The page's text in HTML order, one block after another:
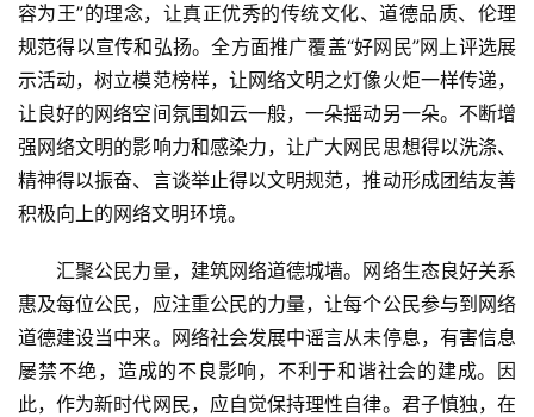
容为王”的理念，让真正优秀的传统文化、道德品质、伦理
规范得以宣传和弘扬。全方面推广覆盖“好网民”网上评选展
示活动，树立模范榜样，让网络文明之灯像火炬一样传递，
让良好的网络空间氛围如云一般，一朵摇动另一朵。不断增
强网络文明的影响力和感染力，让广大网民思想得以洗涤、
精神得以振奋、言谈举止得以文明规范，推动形成团结友善
积极向上的网络文明环境。
汇聚公民力量，建筑网络道德城墙。网络生态良好关系
惠及每位公民，应注重公民的力量，让每个公民参与到网络
道德建设当中来。网络社会发展中谣言从未停息，有害信息
屡禁不绝，造成的不良影响，不利于和谐社会的建成。因
此，作为新时代网民，应自觉保持理性自律。君子慎独，在